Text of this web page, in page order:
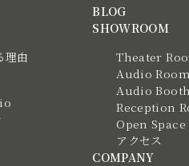
理由
BLOG
SHOWROOM
Theater
Audio
Audio
Reception
Open Space
アクセス
COMPANY